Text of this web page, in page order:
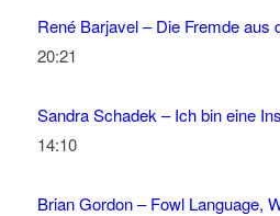
René Barjavel – Die Fremde aus
20:21
Sandra Schadek – Ich bin eine
14:10
Brian Gordon – Fowl Language,